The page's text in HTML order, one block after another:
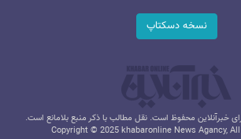
نسخه دسکتاپ
خبرآنلاین محفوظ است. نقل مطالب با ذکر منبع بلامانع است.
Copyright © 2025 khabaronline News Agancy,